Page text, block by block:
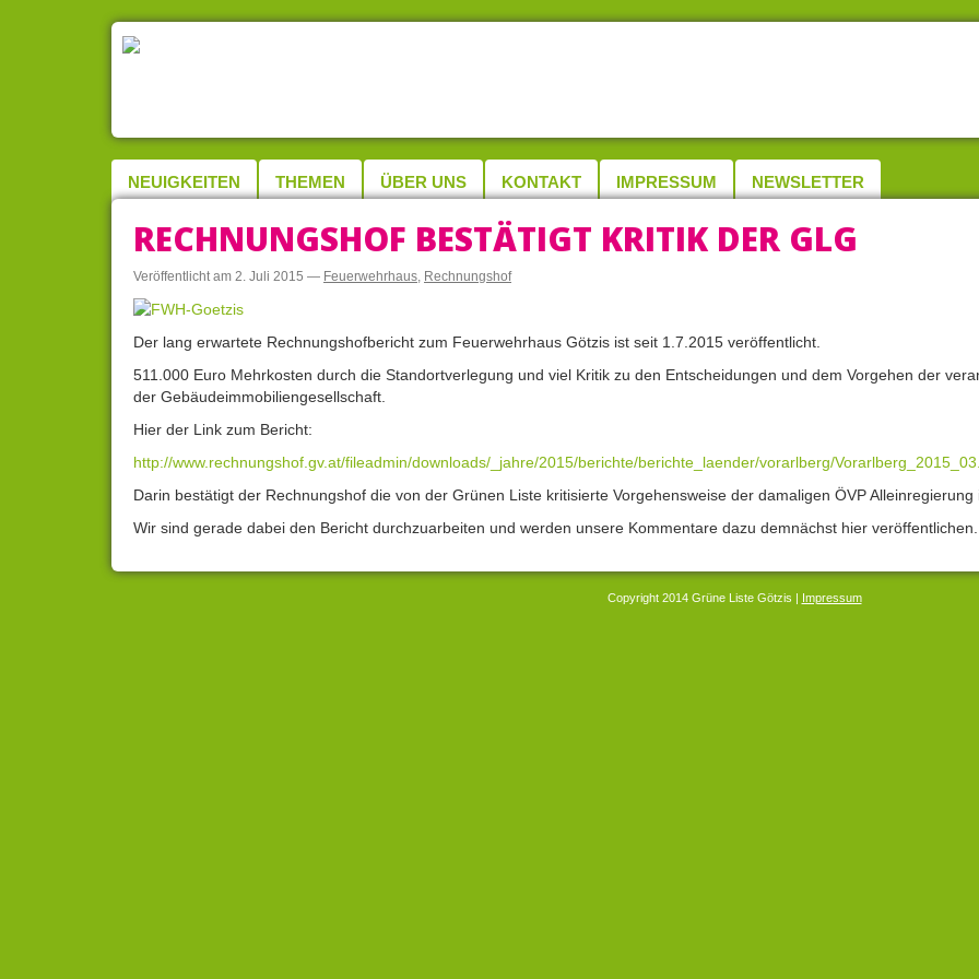
NEUIGKEITEN THEMEN ÜBER UNS KONTAKT IMPRESSUM NEWSLETTER
RECHNUNGSHOF BESTÄTIGT KRITIK DER GLG
Veröffentlicht am 2. Juli 2015 — Feuerwehrhaus, Rechnungshof
Der lang erwartete Rechnungshofbericht zum Feuerwehrhaus Götzis ist seit 1.7.2015 veröffentlicht.
511.000 Euro Mehrkosten durch die Standortverlegung und viel Kritik zu den Entscheidungen und dem Vorgehen der
der Gebäudeimmobiliengesellschaft.
Hier der Link zum Bericht:
http://www.rechnungshof.gv.at/fileadmin/downloads/_jahre/2015/berichte/berichte_laender/vorarlberg/
Darin bestätigt der Rechnungshof die von der Grünen Liste kritisierte Vorgehensweise der damaligen ÖVP Alleinregierung
Wir sind gerade dabei den Bericht durchzuarbeiten und werden unsere Kommentare dazu demnächst hier veröffentlichen.
Copyright 2014 Grüne Liste Götzis | Impressum